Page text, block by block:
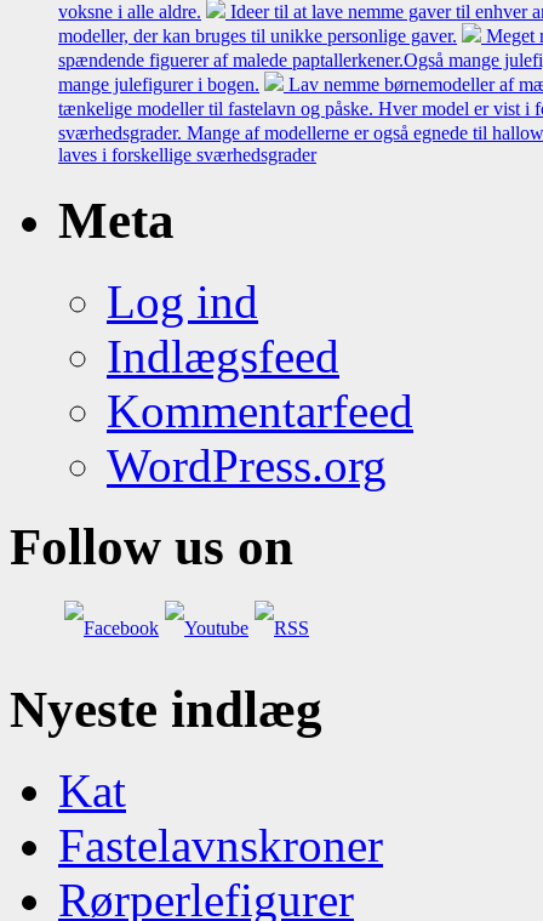
voksne i alle aldre.
Ideer til at lave nemme gaver til enhver
modeller, der kan bruges til unikke personlige gaver.
Meget
spændende figuerer af malede paptallerkener.Også mange
mange julefigurer i bogen.
Lav nemme børnemodeller af
tænkelige modeller til fastelavn og påske. Hver model er vist i
sværhedsgrader. Mange af modellerne er også egnede til
laves i forskellige sværhedsgrader
Meta
Log ind
Indlægsfeed
Kommentarfeed
WordPress.org
Follow us on
Nyeste indlæg
Kat
Fastelavnskroner
Rørperlefigurer